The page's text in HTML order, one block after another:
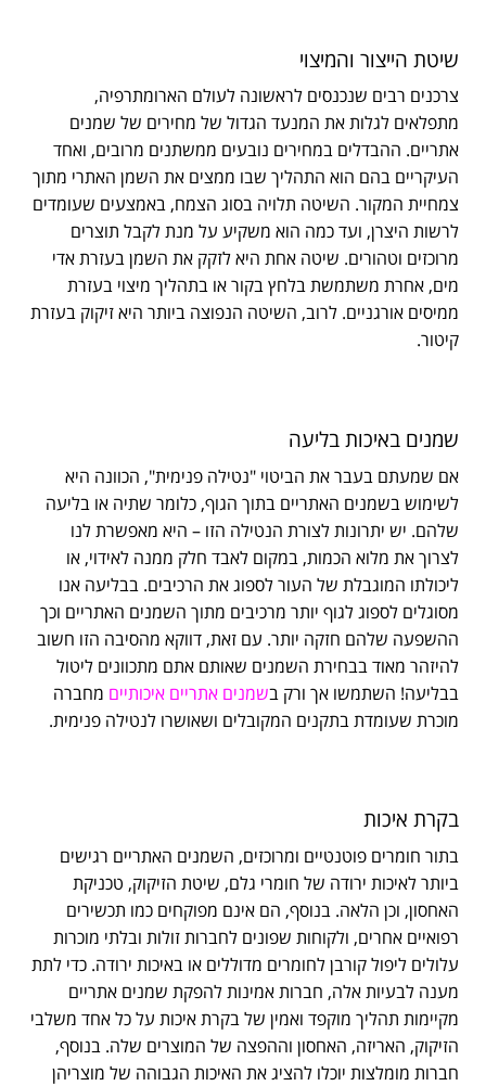
שיטת הייצור והמיצוי
צרכנים רבים שנכנסים לראשונה לעולם הארומתרפיה,
מתפלאים לגלות את המנעד הגדול של מחירים של שמנים
אתריים. ההבדלים במחירים נובעים ממשתנים מרובים, ואחד
העיקריים בהם הוא התהליך שבו ממצים את השמן האתרי מתוך
צמחיית המקור. השיטה תלויה בסוג הצמח, באמצעים שעומדים
לרשות היצרן, ועד כמה הוא משקיע על מנת לקבל תוצרים
מרוכזים וטהורים. שיטה אחת היא לזקק את השמן בעזרת אדי
מים, אחרת משתמשת בלחץ בקור או בתהליך מיצוי בעזרת
ממיסים אורגניים. לרוב, השיטה הנפוצה ביותר היא זיקוק בעזרת
קיטור.
שמנים באיכות בליעה
אם שמעתם בעבר את הביטוי "נטילה פנימית", הכוונה היא
לשימוש בשמנים האתריים בתוך הגוף, כלומר שתיה או בליעה
שלהם. יש יתרונות לצורת הנטילה הזו – היא מאפשרת לנו
לצרוך את מלוא הכמות, במקום לאבד חלק ממנה לאידוי, או
ליכולתו המוגבלת של העור לספוג את הרכיבים. בבליעה אנו
מסוגלים לספוג לגוף יותר מרכיבים מתוך השמנים האתריים וכך
ההשפעה שלהם חזקה יותר. עם זאת, דווקא מהסיבה הזו חשוב
להיזהר מאוד בבחירת השמנים שאותם אתם מתכוונים ליטול
בבליעה! השתמשו אך ורק בשמנים אתריים איכותיים מחברה
מוכרת שעומדת בתקנים המקובלים ושאושרו לנטילה פנימית.
בקרת איכות
בתור חומרים פוטנטיים ומרוכזים, השמנים האתריים רגישים
ביותר לאיכות ירודה של חומרי גלם, שיטת הזיקוק, טכניקת
האחסון, וכן הלאה. בנוסף, הם אינם מפוקחים כמו תכשירים
רפואיים אחרים, ולקוחות שפונים לחברות זולות ובלתי מוכרות
עלולים ליפול קורבן לחומרים מדוללים או באיכות ירודה. כדי לתת
מענה לבעיות אלה, חברות אמינות להפקת שמנים אתריים
מקיימות תהליך מוקפד ואמין של בקרת איכות על כל אחד משלבי
הזיקוק, האריזה, האחסון וההפצה של המוצרים שלה. בנוסף,
חברות מומלצות יוכלו להציג את האיכות הגבוהה של מוצריהן